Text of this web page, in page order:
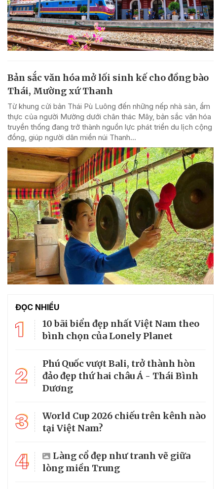
Bản sắc văn hóa mở lối sinh kế cho đồng bào
Thái, Mường xứ Thanh
Từ khung cửi bản Thái Pù Luông đến những nếp nhà sàn, ẩm
thực của người Mường dưới chân thác Mây, bản sắc văn hóa
truyền thống đang trở thành nguồn lực phát triển du lịch cộng
đồng, giúp người dân miền núi Thanh...
ĐỌC NHIỀU
1
10 bãi biển đẹp nhất Việt Nam theo
bình chọn của Lonely Planet
2
Phú Quốc vượt Bali, trở thành hòn
đảo đẹp thứ hai châu Á - Thái Bình
Dương
3
World Cup 2026 chiếu trên kênh nào
tại Việt Nam?
4
Làng cổ đẹp như tranh vẽ giữa
lòng miền Trung